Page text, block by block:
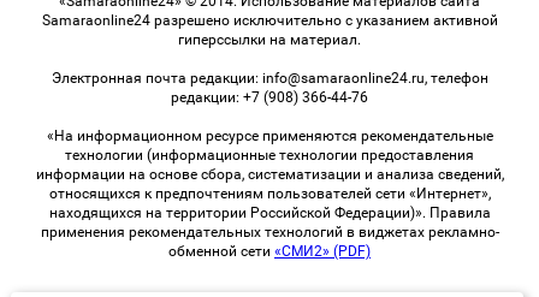
Samaraonline24 разрешено исключительно с указанием активной
гиперссылки на материал.
Электронная почта редакции: info@samaraonline24.ru, телефон
редакции: +7 (908) 366-44-76
«На информационном ресурсе применяются рекомендательные
технологии (информационные технологии предоставления
информации на основе сбора, систематизации и анализа сведений,
относящихся к предпочтениям пользователей сети «Интернет»,
находящихся на территории Российской Федерации)». Правила
применения рекомендательных технологий в виджетах рекламно-
обменной сети «СМИ2» (PDF)